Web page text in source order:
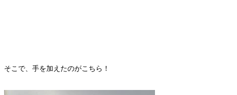
そこで、手を加えたのがこちら！